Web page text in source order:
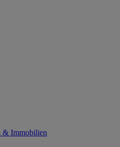
& Immobilien